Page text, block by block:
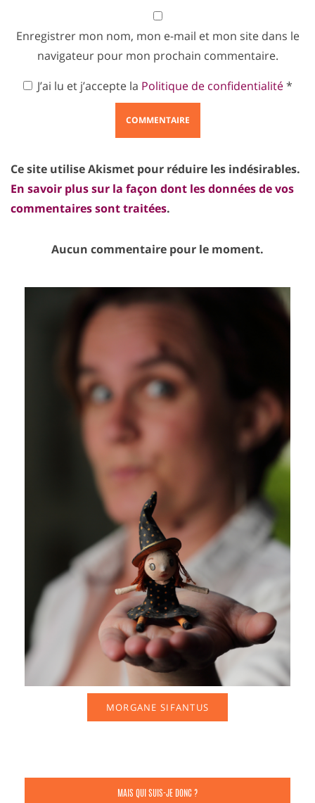
Enregistrer mon nom, mon e-mail et mon site dans le
navigateur pour mon prochain commentaire.
J’ai lu et j’accepte la Politique de confidentialité*
Ce site utilise Akismet pour réduire les indésirables.
En savoir plus sur la façon dont les données de vos
commentaires sont traitées.
Aucun commentaire pour le moment.
MORGANE SIFANTUS
MAIS QUI SUIS-JE DONC ?